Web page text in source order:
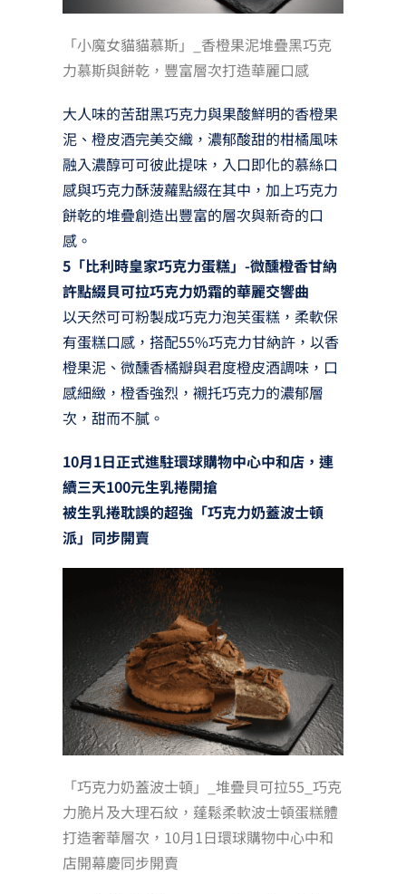
「小魔女貓貓慕斯」_香橙果泥堆疊黑巧克
力慕斯與餅乾，豐富層次打造華麗口感
大人味的苦甜黑巧克力與果酸鮮明的香橙果
泥、橙皮酒完美交織，濃郁酸甜的柑橘風味
融入濃醇可可彼此提味，入口即化的慕絲口
感與巧克力酥菠蘿點綴在其中，加上巧克力
餅乾的堆疊創造出豐富的層次與新奇的口
感。
5「比利時皇家巧克力蛋糕」-微醺橙香甘納
許點綴貝可拉巧克力奶霜的華麗交響曲
以天然可可粉製成巧克力泡芙蛋糕，柔軟保
有蛋糕口感，搭配55%巧克力甘納許，以香
橙果泥、微醺香橘瓣與君度橙皮酒調味，口
感細緻，橙香強烈，襯托巧克力的濃郁層
次，甜而不膩。
10月1日正式進駐環球購物中心中和店，連
續三天100元生乳捲開搶
被生乳捲耽誤的超強「巧克力奶蓋波士頓
派」同步開賣
「巧克力奶蓋波士頓」_堆疊貝可拉55_巧克
力脆片及大理石紋，蓬鬆柔軟波士頓蛋糕體
打造奢華層次，10月1日環球購物中心中和
店開幕慶同步開賣